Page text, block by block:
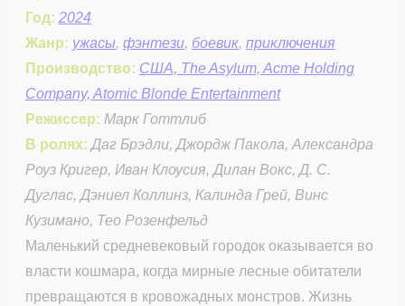
Год: 2024
Жанр: ужасы, фэнтези, боевик, приключения
Производство: США, The Asylum, Acme Holding
Company, Atomic Blonde Entertainment
Режиссер: Марк Готтлиб
В ролях: Даг Брэдли, Джордж Пакола, Александра
Роуз Кригер, Иван Клоусия, Дилан Вокс, Д. С.
Дуглас, Дэниел Коллинз, Калинда Грей, Винс
Кузимано, Тео Розенфельд
Маленький средневековый городок оказывается во
власти кошмара, когда мирные лесные обитатели
превращаются в кровожадных монстров. Жизнь